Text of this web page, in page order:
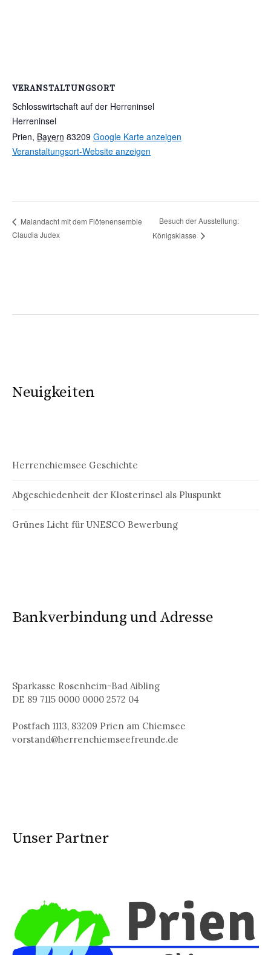
VERANSTALTUNGSORT
Schlosswirtschaft auf der Herreninsel
Herreninsel
Prien, Bayern 83209 Google Karte anzeigen
Veranstaltungsort-Website anzeigen
Maiandacht mit dem Flötenensemble
Claudia Judex
Besuch der Ausstellung:
Königsklasse
Neuigkeiten
Herrenchiemsee Geschichte
Abgeschiedenheit der Klosterinsel als Pluspunkt
Grünes Licht für UNESCO Bewerbung
Bankverbindung und Adresse
Sparkasse Rosenheim-Bad Aibling
DE 89 7115 0000 0000 2572 04
Postfach 1113, 83209 Prien am Chiemsee
vorstand@herrenchiemseefreunde.de
Unser Partner